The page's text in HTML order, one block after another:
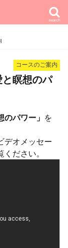
search
コースのご案内
瞑想のパ
パワー」 を
デオメッセー
ださい。